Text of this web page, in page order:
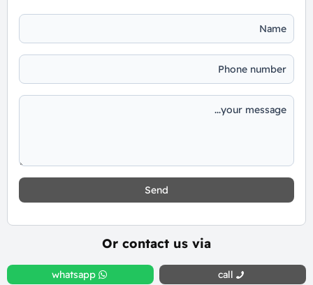
Send
Or contact us via
call
whatsapp